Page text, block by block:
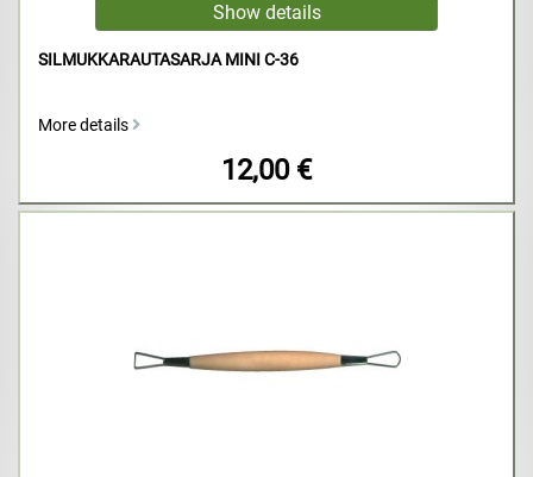
SILMUKKARAUTASARJA MINI C-36
More details
12,00 €